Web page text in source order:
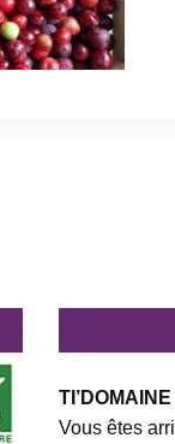
Vous êtes